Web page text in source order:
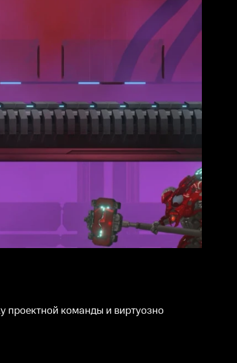
проектной команды и виртуозно